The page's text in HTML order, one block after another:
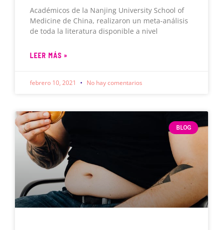
Académicos de la Nanjing University School of
Medicine de China, realizaron un meta-análisis
de toda la literatura disponible a nivel
LEER MÁS »
febrero 10, 2021 No hay comentarios
BLOG